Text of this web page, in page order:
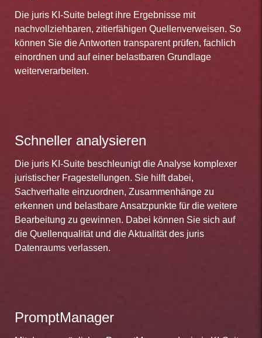
Die juris KI-Suite belegt ihre Ergebnisse mit
nachvollziehbaren, zitierfähigen Quellenverweisen. So
können Sie die Antworten transparent prüfen, fachlich
einordnen und auf einer belastbaren Grundlage
weiterverarbeiten.
Schneller analysieren
Die juris KI-Suite beschleunigt die Analyse komplexer
juristischer Fragestellungen. Sie hilft dabei,
Sachverhalte einzuordnen, Zusammenhänge zu
erkennen und belastbare Ansatzpunkte für die weitere
Bearbeitung zu gewinnen. Dabei können Sie sich auf
die Quellenqualität und die Aktualität des juris
Datenraums verlassen.
PromptManager